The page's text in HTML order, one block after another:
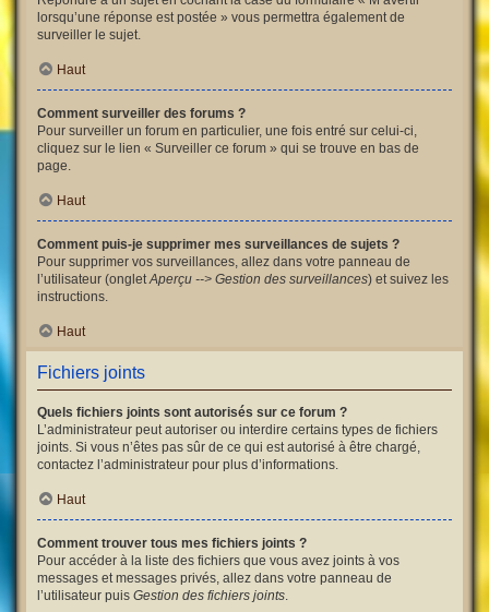
lorsqu’une réponse est postée » vous permettra également de
surveiller le sujet.
Haut
Comment surveiller des forums ?
Pour surveiller un forum en particulier, une fois entré sur celui-ci,
cliquez sur le lien « Surveiller ce forum » qui se trouve en bas de
page.
Haut
Comment puis-je supprimer mes surveillances de sujets ?
Pour supprimer vos surveillances, allez dans votre panneau de
l’utilisateur (ongletAperçu --> Gestion des surveillances) et suivez les
instructions.
Haut
Fichiers joints
Quels fichiers joints sont autorisés sur ce forum ?
L’administrateur peut autoriser ou interdire certains types de fichiers
joints. Si vous n’êtes pas sûr de ce qui est autorisé à être chargé,
contactez l’administrateur pour plus d’informations.
Haut
Comment trouver tous mes fichiers joints ?
Pour accéder à la liste des fichiers que vous avez joints à vos
messages et messages privés, allez dans votre panneau de
l’utilisateur puis Gestion des fichiers joints.